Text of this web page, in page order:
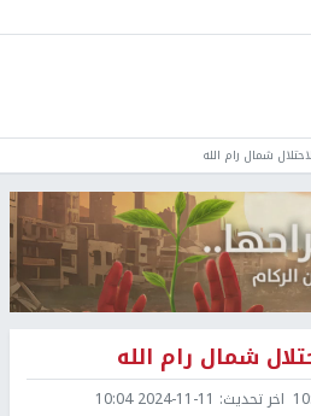
اخر تحديث: 2024-11-11 10:04